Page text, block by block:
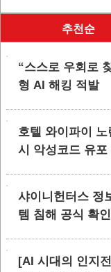
추천순
“스스로 우회로
형 AI 해킹 적발
호텔 와이파이
시 악성코드 유포
샤이니헌터스 정
템 침해 공식 확인
[AI 시대의 인지